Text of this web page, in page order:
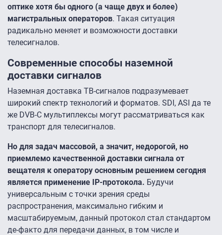
оптике хотя бы одного (а чаще двух и более)
магистральных операторов. Такая ситуация
радикально меняет и возможности доставки
телесигналов.
Современные способы наземной
доставки сигналов
Наземная доставка ТВ-сигналов подразумевает
широкий спектр технологий и форматов. SDI, ASI да те
же DVB-C мультиплексы могут рассматриваться как
транспорт для телесигналов.
Но для задач массовой, а значит, недорогой, но
приемлемо качественной доставки сигнала от
вещателя к оператору основным решением сегодня
является применение IP-протокола. Будучи
универсальным с точки зрения среды
распространения, максимально гибким и
масштабируемым, данный протокол стал стандартом
де-факто для передачи данных, в том числе и